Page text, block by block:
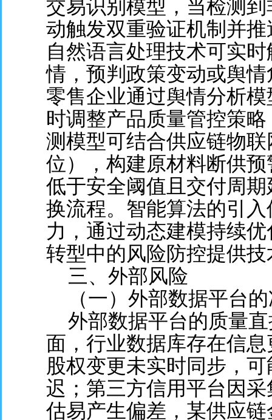
交易识别模型，当检测
动触发双重验证机制并
自然语言处理技术可实
情，预判政策变动或舆
零售企业通过舆情分析
时调整产品质量管控策
测模型可结合供应链物
位），构建原材料断供
低于安全阈值且交付周
换流程。智能算法的引入
力，通过动态建模持续
转型中的风险防控提供
三、外部风险
（一）外部数据平台的
外部数据平台的质量直
面，行业数据库存在信
股权变更未实时同步，
迟；第三方信用平台因
估易产生偏差，某供应